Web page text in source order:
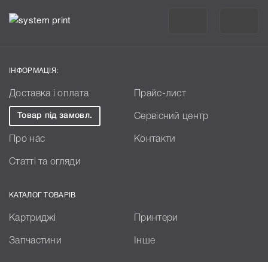
ІНФОРМАЦІЯ:
Доставка і оплата Прайс-лист
Товар під замовл. Сервісний центр
Про нас Контакти
Статті та огляди
КАТАЛОГ ТОВАРІВ
Картриджі Принтери
Запчастини Інше